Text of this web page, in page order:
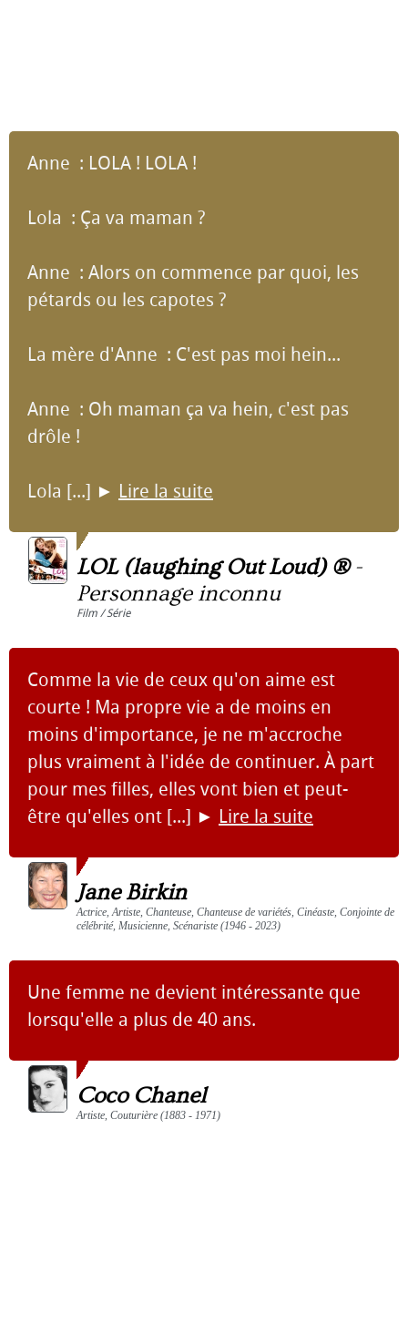
Anne : LOLA ! LOLA !
Lola : Ça va maman ?
Anne : Alors on commence par quoi, les
pétards ou les capotes ?
La mère d'Anne : C'est pas moi hein...
Anne : Oh maman ça va hein, c'est pas
drôle !
Lola [...] ► Lire la suite
LOL (laughing Out Loud) ®-
Personnage inconnu
Film / Série
Comme la vie de ceux qu'on aime est
courte ! Ma propre vie a de moins en
moins d'importance, je ne m'accroche
plus vraiment à l'idée de continuer. À part
pour mes filles, elles vont bien et peut-
être qu'elles ont [...] ► Lire la suite
Jane Birkin
Actrice, Artiste, Chanteuse, Chanteuse de variétés, Cinéaste, Conjointe de
célébrité, Musicienne, Scénariste (1946 - 2023)
Une femme ne devient intéressante que
lorsqu'elle a plus de 40 ans.
Coco Chanel
Artiste, Couturière (1883 - 1971)